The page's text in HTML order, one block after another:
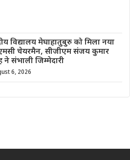
विद्यालय मेघाहातुबुरु को मिला नया
चेयरमैन, सीजीएम संजय कुमार
ने संभाली जिम्मेदारी
6, 2026